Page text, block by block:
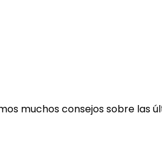
muchos consejos sobre las